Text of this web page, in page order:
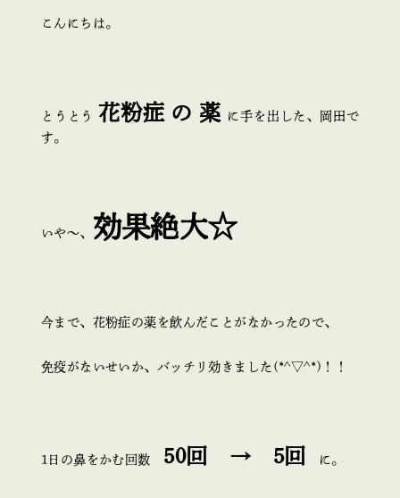
こんにちは。
とうとう 花粉症 の 薬
に手を出した、岡田で
す。
いや～、 効果絶大☆
今まで、花粉症の薬を飲んだことがなかったので、
免疫がないせいか、バッチリ効きました(*^▽^*)！！
1日の鼻をかむ回数 50回 → 5回 に。